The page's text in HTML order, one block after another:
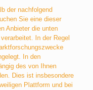
der nachfolgend
Sie eine dieser
Anbieter die unten
In der Regel
In den
des von Ihnen
Dies ist insbesondere
Plattform und bei